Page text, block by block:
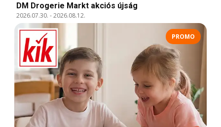
DM Drogerie Markt akciós újság
2026.07.30. -2026.08.12.
PROMO